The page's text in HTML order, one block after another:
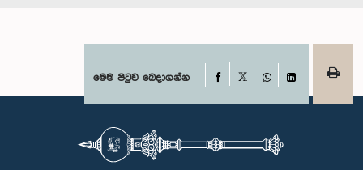
මෙම පිටුව බෙදාගන්න Facebook
WhatsAppLinkedIn